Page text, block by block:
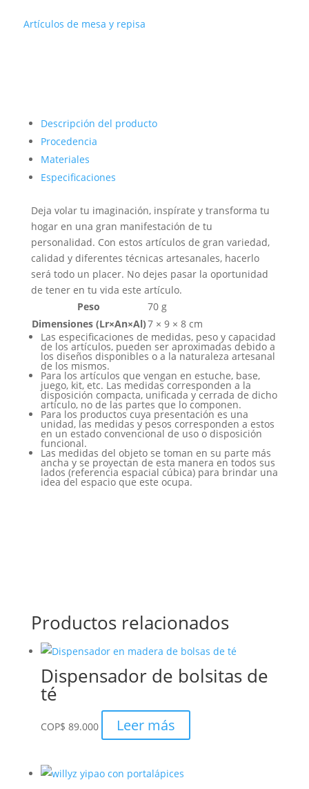
x2
Artículos de mesa y repisa
Descripción del producto
Procedencia
Materiales
Especificaciones
Deja volar tu imaginación, inspírate y transforma tu
hogar en una gran manifestación de tu
personalidad. Con estos artículos de gran variedad,
calidad y diferentes técnicas artesanales, hacerlo
será todo un placer. No dejes pasar la oportunidad
de tener en tu vida este artículo.
Peso
70 g
Dimensiones (Lr×An×Al)7 × 9 × 8 cm
Las especificaciones de medidas, peso y capacidad
de los artículos, pueden ser aproximadas debido a
los diseños disponibles o a la naturaleza artesanal
de los mismos.
Para los artículos que vengan en estuche, base,
juego, kit, etc. Las medidas corresponden a la
disposición compacta, unificada y cerrada de dicho
artículo, no de las partes que lo componen.
Para los productos cuya presentación es una
unidad, las medidas y pesos corresponden a estos
en un estado convencional de uso o disposición
funcional.
Las medidas del objeto se toman en su parte más
ancha y se proyectan de esta manera en todos sus
lados (referencia espacial cúbica) para brindar una
idea del espacio que este ocupa.
Productos relacionados
Dispensador de bolsitas de
té
COP$ 89.000 Leer más